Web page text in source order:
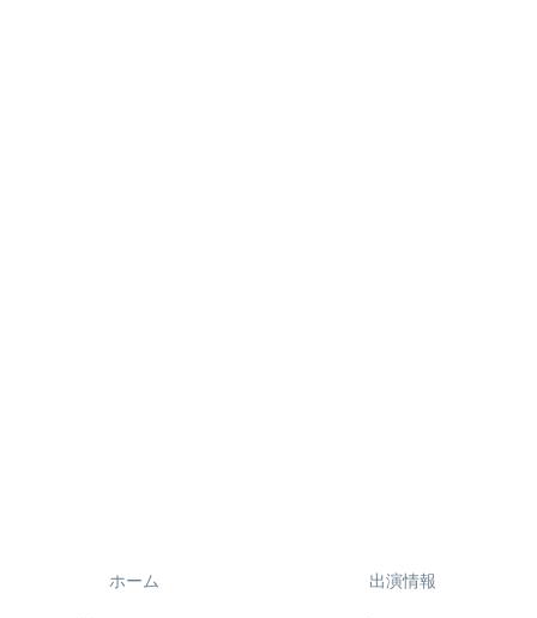
ホーム 出演情報